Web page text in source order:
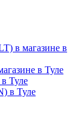
в магазине в
в Туле
Туле
в Туле